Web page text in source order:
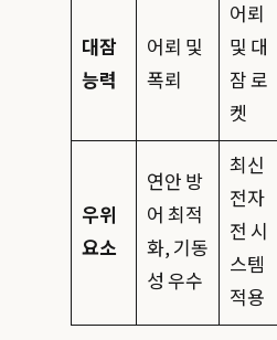
대잠
능력
어뢰 및
폭뢰
어뢰
및 대
잠 로
켓
우위
요소
연안 방
어 최적
화, 기동
성 우수
최신
전자
전 시
스템
적용